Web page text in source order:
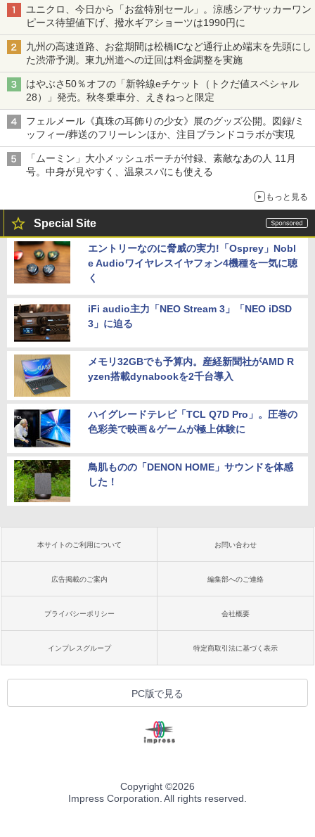
ユニクロ、今日から「お盆特別セール」。涼感シアサッカーワン
ピース待望値下げ、撥水ギアショーツは1990円に
九州の高速道路、お盆期間は松橋ICなど通行止め端末を先頭にし
た渋滞予測。東九州道への迂回は料金調整を実施
はやぶさ50％オフの「新幹線eチケット（トクだ値スペシャル
28）」発売。秋冬乗車分、えきねっと限定
フェルメール《真珠の耳飾りの少女》展のグッズ公開。図録/ミ
ッフィー/葬送のフリーレンほか、注目ブランドコラボが実現
「ムーミン」大小メッシュポーチが付録、素敵なあの人 11月
号。中身が見やすく、温泉スパにも使える
もっと見る
Special Site
エントリーなのに脅威の実力!「Osprey」Nobl
e Audioワイヤレスイヤフォン4機種を一気に聴
く
iFi audio主力「NEO Stream 3」「NEO iDSD
3」に迫る
メモリ32GBでも予算内。産経新聞社がAMD R
yzen搭載dynabookを2千台導入
ハイグレードテレビ「TCL Q7D Pro」。圧巻の
色彩美で映画＆ゲームが極上体験に
鳥肌ものの「DENON HOME」サウンドを体感
した！
本サイトのご利用について お問い合わせ
広告掲載のご案内 編集部へのご連絡
プライバシーポリシー 会社概要
インプレスグループ 特定商取引法に基づく表示
PC版で見る
Copyright ©2026
Impress Corporation. All rights reserved.